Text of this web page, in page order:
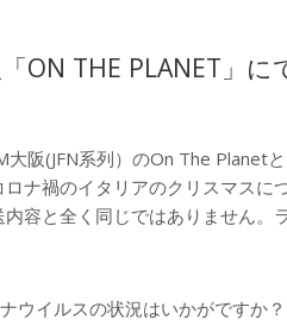
ON THE PLANET」
大阪(JFN系列）のOn The Planet
ナ禍のイタリアのクリスマスに
容と全く同じではありません。
ウイルスの状況はいかがですか？